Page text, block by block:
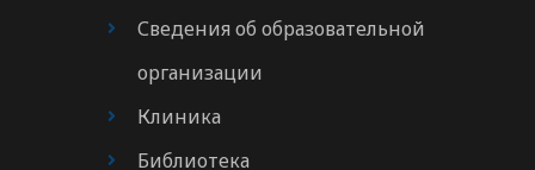
Сведения об образовательной
организации
Клиника
Библиотека